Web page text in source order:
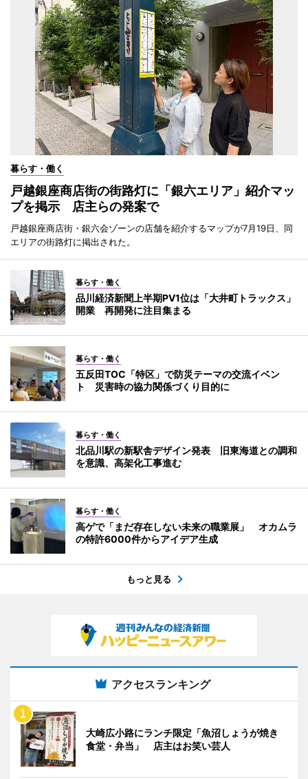
暮らす・働く
戸越銀座商店街の街路灯に「銀六エリア」紹介マッ
プを掲示 店主らの発案で
戸越銀座商店街・銀六会ゾーンの店舗を紹介するマップが7月19日、同
エリアの街路灯に掲出された。
暮らす・働く
品川経済新聞上半期PV1位は「大井町トラックス」
開業 再開発に注目集まる
暮らす・働く
五反田TOC「特区」で防災テーマの交流イベン
ト 災害時の協力関係づくり目的に
暮らす・働く
北品川駅の新駅舎デザイン発表 旧東海道との調和
を意識、高架化工事進む
暮らす・働く
高ゲで「まだ存在しない未来の職業展」 オカムラ
の特許6000件からアイデア生成
もっと見る
アクセスランキング
大崎広小路にランチ限定「魚沼しょうが焼き
食堂・弁当」 店主はお笑い芸人